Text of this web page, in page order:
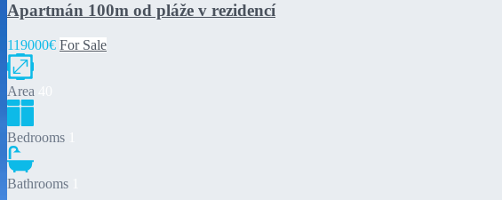
Apartmán 100m od pláže v rezidencí
119000€ For Sale
Area
Bedrooms
Bathrooms